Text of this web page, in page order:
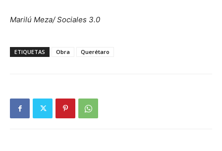
Marilú Meza/ Sociales 3.0
ETIQUETAS Obra Querétaro